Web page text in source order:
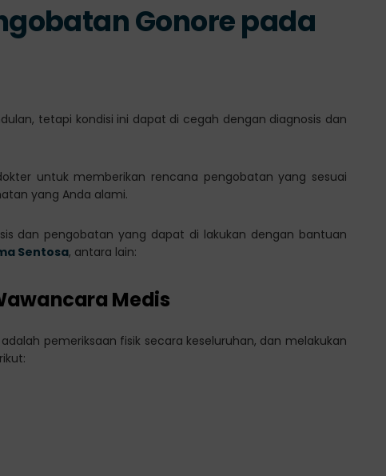
Gonore pada
tetapi kondisi ini dapat di cegah dengan diagnosis dan
untuk memberikan rencana pengobatan yang sesuai
yang Anda alami.
dan pengobatan yang dapat di lakukan dengan bantuan
Sentosa, antara lain:
Medis
pemeriksaan fisik secara keseluruhan, dan melakukan